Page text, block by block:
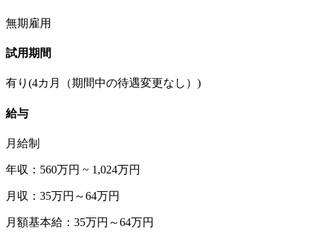
無期雇用
試用期間
有り(4カ月（期間中の待遇変更なし）)
給与
月給制
年収：560万円 ~ 1,024万円
月収：35万円～64万円
月額基本給：35万円～64万円